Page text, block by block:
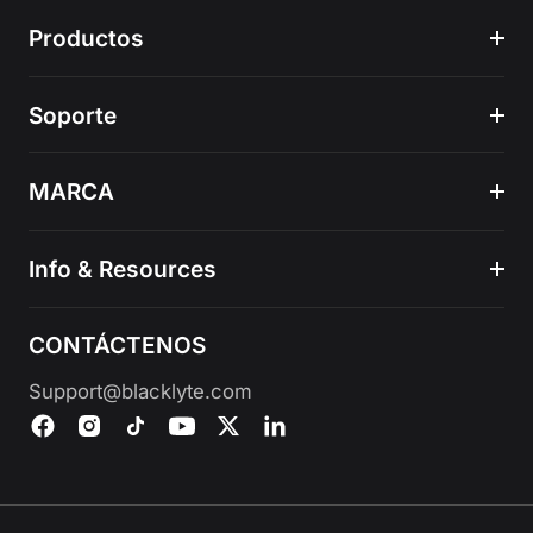
Productos
Soporte
MARCA
Info & Resources
CONTÁCTENOS
Support@blacklyte.com